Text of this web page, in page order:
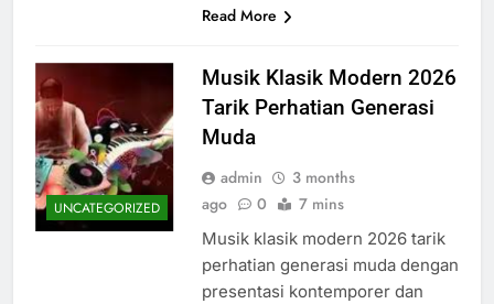
Read More
UNCATEGORIZED
Musik Klasik Modern 2026
Tarik Perhatian Generasi
Muda
admin
3 months
ago
0 7 mins
Musik klasik modern 2026 tarik
perhatian generasi muda dengan
presentasi kontemporer dan